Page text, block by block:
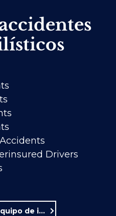
Drivers
Conozca a nuestro equipo de investigación de accidentes automovilísticos.